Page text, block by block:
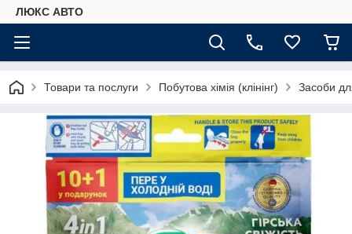
ЛЮКС АВТО
Товари та послуги Побутова хімія (клінінг) Засоби